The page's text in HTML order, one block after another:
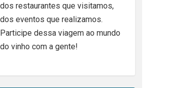
dos restaurantes que visitamos,
dos eventos que realizamos.
Participe dessa viagem ao mundo
do vinho com a gente!